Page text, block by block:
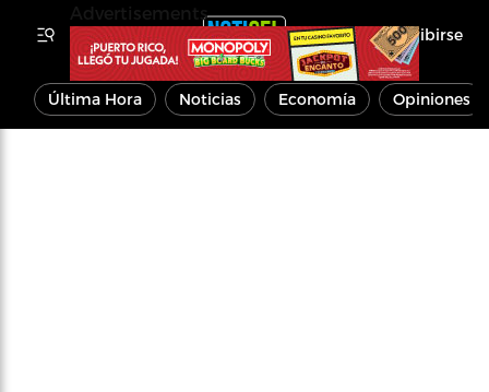
Inscribirse
Última Hora Noticias Economía Opiniones
Advertisements